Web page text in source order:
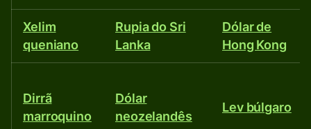
Xelim
queniano
Rupia do Sri
Lanka
Dólar de
Hong Kong
Dirrã
marroquino
Dólar
neozelandês
Lev búlgaro